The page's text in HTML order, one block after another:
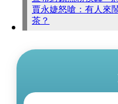
賈永婕怒嗆：有人來
茶？